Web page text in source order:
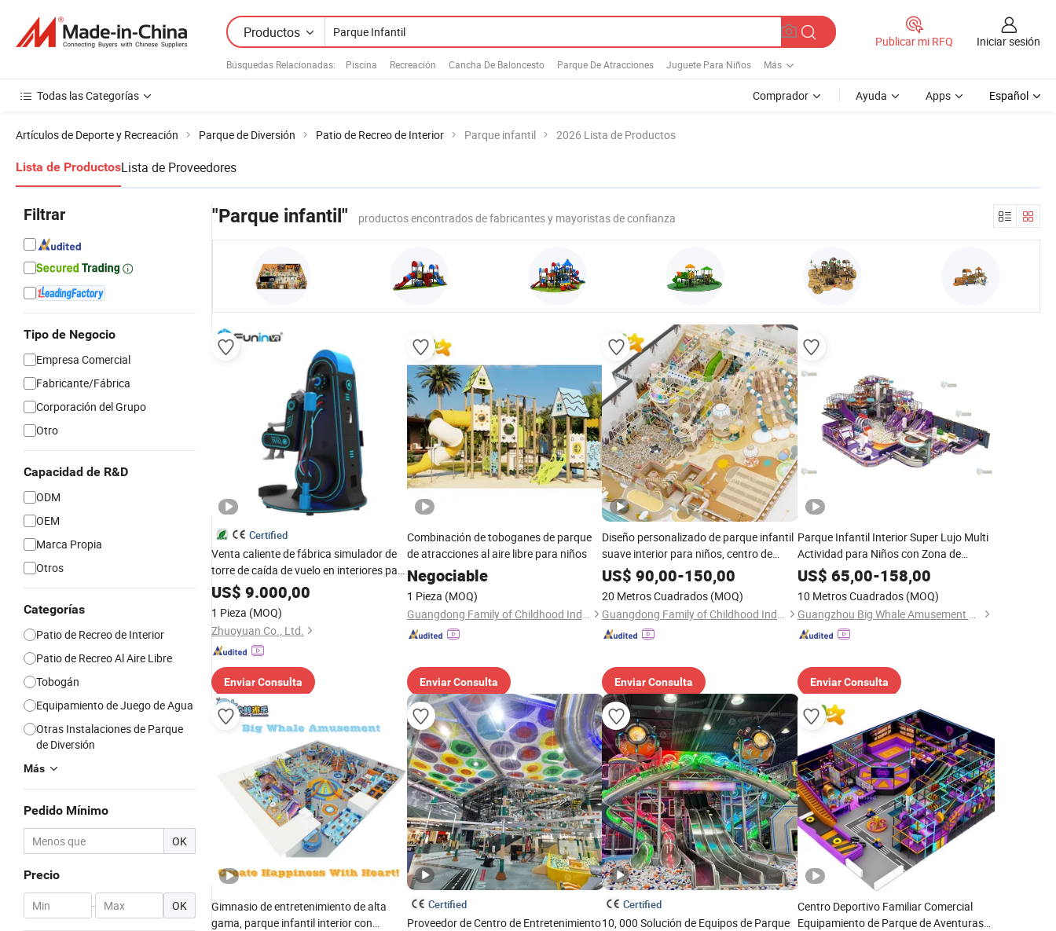
Productos
Búsquedas Relacionadas: Piscina Recreación Cancha De Baloncesto Parque De Atracciones Juguete Para Niños Más
Publicar mi RFQ Iniciar sesión
Todas las Categorías Comprador Ayuda Apps Español
Artículos de Deporte y Recreación Parque de Diversión Patio de Recreo de Interior Parque infantil 2026 Lista de Productos
Lista de ProductosLista de Proveedores
Filtrar
Tipo de Negocio
Empresa Comercial
Fabricante/Fábrica
Corporación del Grupo
Otro
Capacidad de R&D
ODM
OEM
Marca Propia
Otros
Categorías
Patio de Recreo de Interior
Patio de Recreo Al Aire Libre
Tobogán
Equipamiento de Juego de Agua
Otras Instalaciones de Parque
de Diversión
Más
Pedido Mínimo
OK
Precio
- OK
"Parque infantil" productos encontrados de fabricantes y mayoristas de confianza
Certified
Venta caliente de fábrica simulador de
torre de caída de vuelo en interiores para
parque de diversiones
US$ 9.000,00
1 Pieza (MOQ)
Zhuoyuan Co., Ltd.
Enviar Consulta
Combinación de toboganes de parque
de atracciones al aire libre para niños
Negociable
1 Pieza (MOQ)
Guangdong Family of Childhood Industrial Co., Ltd.
Enviar Consulta
Diseño personalizado de parque infantil
suave interior para niños, centro de
entretenimiento familiar, parque infantil
interior
US$ 90,00-150,00
20 Metros Cuadrados (MOQ)
Guangdong Family of Childhood Industrial Co., Ltd.
Enviar Consulta
Parque Infantil Interior Super Lujo Multi
Actividad para Niños con Zona de
Juegos de Arcade, Área de Juego Suave,
Área de Brincar y Castillo Inflable
US$ 65,00-158,00
10 Metros Cuadrados (MOQ)
Guangzhou Big Whale Amusement Equipment Co. Ltd
Enviar Consulta
Gimnasio de entretenimiento de alta
gama, parque infantil interior con
Certified
Proveedor de Centro de Entretenimiento
Certified
10, 000 Solución de Equipos de Parque
Centro Deportivo Familiar Comercial
Equipamiento de Parque de Aventuras